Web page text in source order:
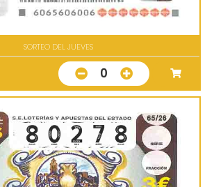
SORTEO DEL JUEVES
0